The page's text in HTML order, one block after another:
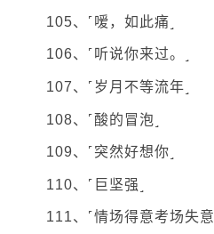
105、˹嗳，如此痛˼
106、˹听说你来过。˼
107、˹岁月不等流年˼
108、˹酸的冒泡˼
109、˹突然好想你˼
110、˹巨坚强˼
111、˹情场得意考场失意˼